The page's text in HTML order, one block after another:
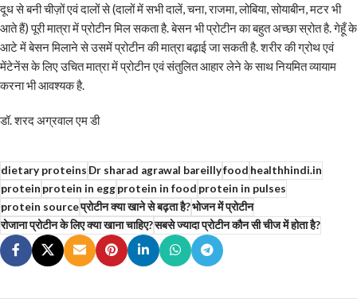
दूध से बनी चीज़ों एवं दालों से (दालों में सभी दालें, चना, राजमा, लोबिया, सोयाबीन, मटर भी
आते हैं) पूरी मात्रा में प्रोटीन मिल सकता है. बेसन भी प्रोटीन का बहुत अच्छा स्रोत है. गेहूँ के
आटे में बेसन मिलाने से उसमें प्रोटीन की मात्रा बढ़ाई जा सकती है. शरीर की ग्रोथ एवं
मेंटेनेंस के लिए उचित मात्रा में प्रोटीन एवं संतुलित आहार लेने के साथ नियमित व्यायाम
करना भी आवश्यक है.
डॉ. शरद अग्रवाल एम डी
dietary proteinsDr sharad agrawal bareillyfoodhealthhindi.in
proteinprotein in eggprotein in foodprotein in pulses
protein sourceप्रोटीन क्या खाने से बढ़ता है?भोजन में प्रोटीन
रोजाना प्रोटीन के लिए क्या खाना चाहिए?सबसे ज्यादा प्रोटीन कौन सी चीज में होता है?